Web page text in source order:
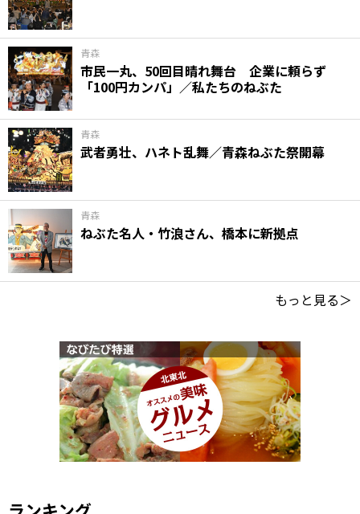
青森
市民一丸、50回目晴れ舞台 企業に頼らず
「100円カンパ」／私たちのねぶた
青森
武者勇壮、ハネト乱舞／青森ねぶた祭開幕
青森
ねぶた名人・竹浪さん、橋本に新拠点
もっと見る＞